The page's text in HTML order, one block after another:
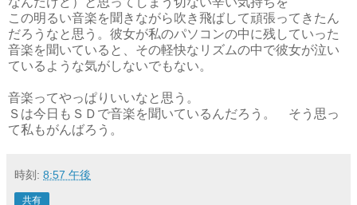
この明るい音楽を聞きながら吹き飛ばして頑張ってきたん
だろうなと思う。彼女が私のパソコンの中に残していった
音楽を聞いていると、その軽快なリズムの中で彼女が泣い
ているような気がしないでもない。
音楽ってやっぱりいいなと思う。
Ｓは今日もＳＤで音楽を聞いているんだろう。 そう思っ
て私もがんばろう。
時刻: 8:57 午後
共有